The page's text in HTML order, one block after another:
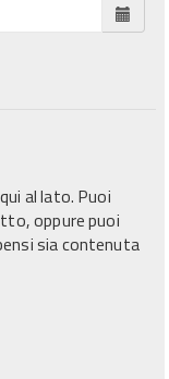
al lato. Puoi
oppure puoi
sia contenuta